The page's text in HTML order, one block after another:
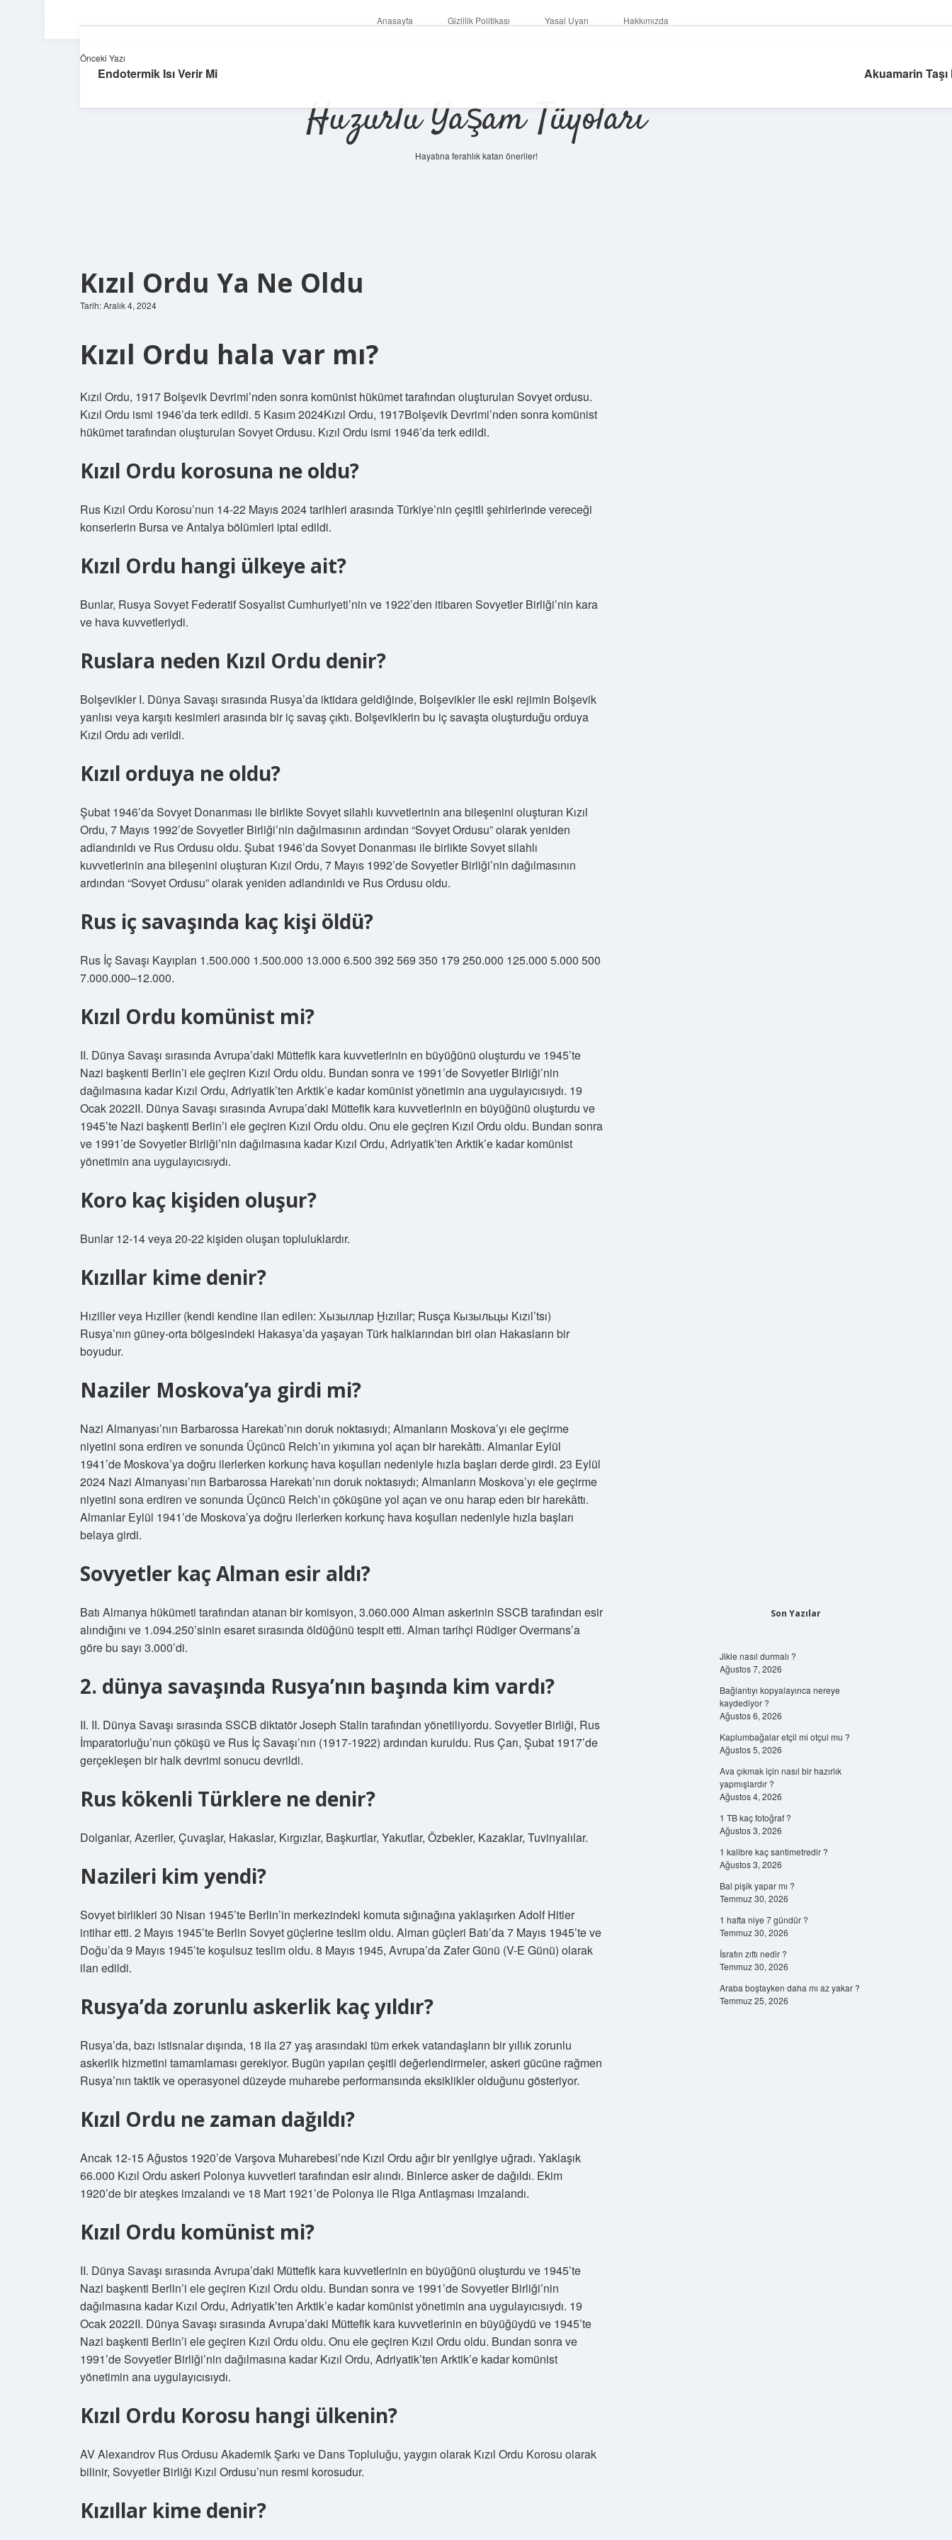
Anasayfa Gizlilik Politikası Yasal Uyarı Hakkımızda
Huzurlu Yaşam Tüyoları
Hayatına ferahlık katan öneriler!
Kızıl Ordu Ya Ne Oldu
Tarih: Aralık 4, 2024
Kızıl Ordu hala var mı?
Kızıl Ordu, 1917 Bolşevik Devrimi’nden sonra komünist hükümet tarafından oluşturulan Sovyet ordusu.
Kızıl Ordu ismi 1946’da terk edildi. 5 Kasım 2024Kızıl Ordu, 1917Bolşevik Devrimi’nden sonra komünist
hükümet tarafından oluşturulan Sovyet Ordusu. Kızıl Ordu ismi 1946’da terk edildi.
Kızıl Ordu korosuna ne oldu?
Rus Kızıl Ordu Korosu’nun 14-22 Mayıs 2024 tarihleri ​​arasında Türkiye’nin çeşitli şehirlerinde vereceği
konserlerin Bursa ve Antalya bölümleri iptal edildi.
Kızıl Ordu hangi ülkeye ait?
Bunlar, Rusya Sovyet Federatif Sosyalist Cumhuriyeti’nin ve 1922’den itibaren Sovyetler Birliği’nin kara
ve hava kuvvetleriydi.
Ruslara neden Kızıl Ordu denir?
Bolşevikler I. Dünya Savaşı sırasında Rusya’da iktidara geldiğinde, Bolşevikler ile eski rejimin Bolşevik
yanlısı veya karşıtı kesimleri arasında bir iç savaş çıktı. Bolşeviklerin bu iç savaşta oluşturduğu orduya
Kızıl Ordu adı verildi.
Kızıl orduya ne oldu?
Şubat 1946’da Sovyet Donanması ile birlikte Sovyet silahlı kuvvetlerinin ana bileşenini oluşturan Kızıl
Ordu, 7 Mayıs 1992’de Sovyetler Birliği’nin dağılmasının ardından “Sovyet Ordusu” olarak yeniden
adlandırıldı ve Rus Ordusu oldu. Şubat 1946’da Sovyet Donanması ile birlikte Sovyet silahlı
kuvvetlerinin ana bileşenini oluşturan Kızıl Ordu, 7 Mayıs 1992’de Sovyetler Birliği’nin dağılmasının
ardından “Sovyet Ordusu” olarak yeniden adlandırıldı ve Rus Ordusu oldu.
Rus iç savaşında kaç kişi öldü?
Rus İç Savaşı Kayıpları 1.500.000 1.500.000 13.000 6.500 392 569 350 179 250.000 125.000 5.000 500
7.000.000–12.000.
Kızıl Ordu komünist mi?
II. Dünya Savaşı sırasında Avrupa’daki Müttefik kara kuvvetlerinin en büyüğünü oluşturdu ve 1945’te
Nazi başkenti Berlin’i ele geçiren Kızıl Ordu oldu. Bundan sonra ve 1991’de Sovyetler Birliği’nin
dağılmasına kadar Kızıl Ordu, Adriyatik’ten Arktik’e kadar komünist yönetimin ana uygulayıcısıydı. 19
Ocak 2022II. Dünya Savaşı sırasında Avrupa’daki Müttefik kara kuvvetlerinin en büyüğünü oluşturdu ve
1945’te Nazi başkenti Berlin’i ele geçiren Kızıl Ordu oldu. Onu ele geçiren Kızıl Ordu oldu. Bundan sonra
ve 1991’de Sovyetler Birliği’nin dağılmasına kadar Kızıl Ordu, Adriyatik’ten Arktik’e kadar komünist
yönetimin ana uygulayıcısıydı.
Koro kaç kişiden oluşur?
Bunlar 12-14 veya 20-22 kişiden oluşan topluluklardır.
Kızıllar kime denir?
Hıziller veya Hıziller (kendi kendine ilan edilen: Хызыллар Ḫızıllar; Rusça Кызыльцы Kızıl’tsı)
Rusya’nın güney-orta bölgesindeki Hakasya’da yaşayan Türk halklarından biri olan Hakasların bir
boyudur.
Naziler Moskova’ya girdi mi?
Nazi Almanyası’nın Barbarossa Harekatı’nın doruk noktasıydı; Almanların Moskova’yı ele geçirme
niyetini sona erdiren ve sonunda Üçüncü Reich’ın yıkımına yol açan bir harekâttı. Almanlar Eylül
1941’de Moskova’ya doğru ilerlerken korkunç hava koşulları nedeniyle hızla başları derde girdi. 23 Eylül
2024 Nazi Almanyası’nın Barbarossa Harekatı’nın doruk noktasıydı; Almanların Moskova’yı ele geçirme
niyetini sona erdiren ve sonunda Üçüncü Reich’ın çöküşüne yol açan ve onu harap eden bir harekâttı.
Almanlar Eylül 1941’de Moskova’ya doğru ilerlerken korkunç hava koşulları nedeniyle hızla başları
belaya girdi.
Sovyetler kaç Alman esir aldı?
Batı Almanya hükümeti tarafından atanan bir komisyon, 3.060.000 Alman askerinin SSCB tarafından esir
alındığını ve 1.094.250’sinin esaret sırasında öldüğünü tespit etti. Alman tarihçi Rüdiger Overmans’a
göre bu sayı 3.000’di.
2. dünya savaşında Rusya’nın başında kim vardı?
II. II. Dünya Savaşı sırasında SSCB diktatör Joseph Stalin tarafından yönetiliyordu. Sovyetler Birliği, Rus
İmparatorluğu’nun çöküşü ve Rus İç Savaşı’nın (1917-1922) ardından kuruldu. Rus Çarı, Şubat 1917’de
gerçekleşen bir halk devrimi sonucu devrildi.
Rus kökenli Türklere ne denir?
Dolganlar, Azeriler, Çuvaşlar, Hakaslar, Kırgızlar, Başkurtlar, Yakutlar, Özbekler, Kazaklar, Tuvinyalılar.
Nazileri kim yendi?
Sovyet birlikleri 30 Nisan 1945’te Berlin’in merkezindeki komuta sığınağına yaklaşırken Adolf Hitler
intihar etti. 2 Mayıs 1945’te Berlin Sovyet güçlerine teslim oldu. Alman güçleri Batı’da 7 Mayıs 1945’te ve
Doğu’da 9 Mayıs 1945’te koşulsuz teslim oldu. 8 Mayıs 1945, Avrupa’da Zafer Günü (V-E Günü) olarak
ilan edildi.
Rusya’da zorunlu askerlik kaç yıldır?
Rusya’da, bazı istisnalar dışında, 18 ila 27 yaş arasındaki tüm erkek vatandaşların bir yıllık zorunlu
askerlik hizmetini tamamlaması gerekiyor. Bugün yapılan çeşitli değerlendirmeler, askeri gücüne rağmen
Rusya’nın taktik ve operasyonel düzeyde muharebe performansında eksiklikler olduğunu gösteriyor.
Kızıl Ordu ne zaman dağıldı?
Ancak 12-15 Ağustos 1920’de Varşova Muharebesi’nde Kızıl Ordu ağır bir yenilgiye uğradı. Yaklaşık
66.000 Kızıl Ordu askeri Polonya kuvvetleri tarafından esir alındı. Binlerce asker de dağıldı. Ekim
1920’de bir ateşkes imzalandı ve 18 Mart 1921’de Polonya ile Riga Antlaşması imzalandı.
Kızıl Ordu komünist mi?
II. Dünya Savaşı sırasında Avrupa’daki Müttefik kara kuvvetlerinin en büyüğünü oluşturdu ve 1945’te
Nazi başkenti Berlin’i ele geçiren Kızıl Ordu oldu. Bundan sonra ve 1991’de Sovyetler Birliği’nin
dağılmasına kadar Kızıl Ordu, Adriyatik’ten Arktik’e kadar komünist yönetimin ana uygulayıcısıydı. 19
Ocak 2022II. Dünya Savaşı sırasında Avrupa’daki Müttefik kara kuvvetlerinin en büyüğüydü ve 1945’te
Nazi başkenti Berlin’i ele geçiren Kızıl Ordu oldu. Onu ele geçiren Kızıl Ordu oldu. Bundan sonra ve
1991’de Sovyetler Birliği’nin dağılmasına kadar Kızıl Ordu, Adriyatik’ten Arktik’e kadar komünist
yönetimin ana uygulayıcısıydı.
Kızıl Ordu Korosu hangi ülkenin?
AV Alexandrov Rus Ordusu Akademik Şarkı ve Dans Topluluğu, yaygın olarak Kızıl Ordu Korosu olarak
bilinir, Sovyetler Birliği Kızıl Ordusu’nun resmi korosudur.
Kızıllar kime denir?
Önceki Yazı
Endotermik Isı Verir Mi Akuamarin
Son Yazılar
Jikle nasıl durmalı ?
Ağustos 7, 2026
Bağlantıyı kopyalayınca nereye
kaydediyor ?
Ağustos 6, 2026
Kaplumbağalar etçil mi otçul mu ?
Ağustos 5, 2026
Ava çıkmak için nasıl bir hazırlık
yapmışlardır ?
Ağustos 4, 2026
1 TB kaç fotoğraf ?
Ağustos 3, 2026
1 kalibre kaç santimetredir ?
Ağustos 3, 2026
Bal pişik yapar mı ?
Temmuz 30, 2026
1 hafta niye 7 gündür ?
Temmuz 30, 2026
İsrafın zıttı nedir ?
Temmuz 30, 2026
Araba boştayken daha mı az yakar ?
Temmuz 25, 2026